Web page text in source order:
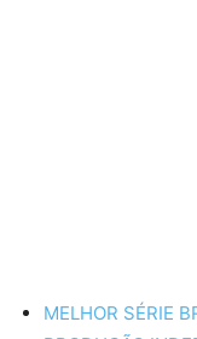
MELHOR SÉRIE